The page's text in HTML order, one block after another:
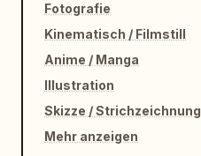
Fotografie
Kinematisch / Filmstill
Anime / Manga
Illustration
Skizze / Strichzeichnung
Mehr anzeigen